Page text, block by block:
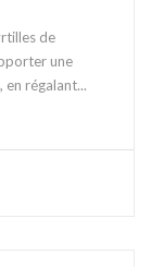
de
une
régalant...